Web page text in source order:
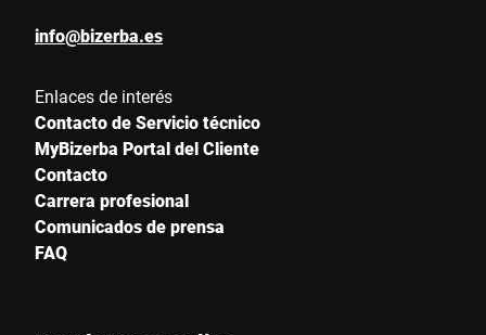
info@bizerba.es
Enlaces de interés
Contacto de Servicio técnico
MyBizerba Portal del Cliente
Contacto
Carrera profesional
Comunicados de prensa
FAQ